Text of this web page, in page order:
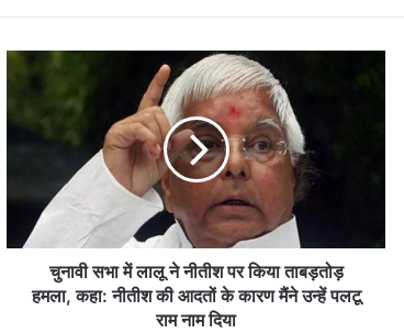
चुनावी
लालू
पर
ताबड़तोड़
चुनावी सभा में लालू ने नीतीश पर किया ताबड़तोड़
हमला, कहा: नीतीश की आदतों के कारण मैंने उन्हें पलटू
राम नाम दिया